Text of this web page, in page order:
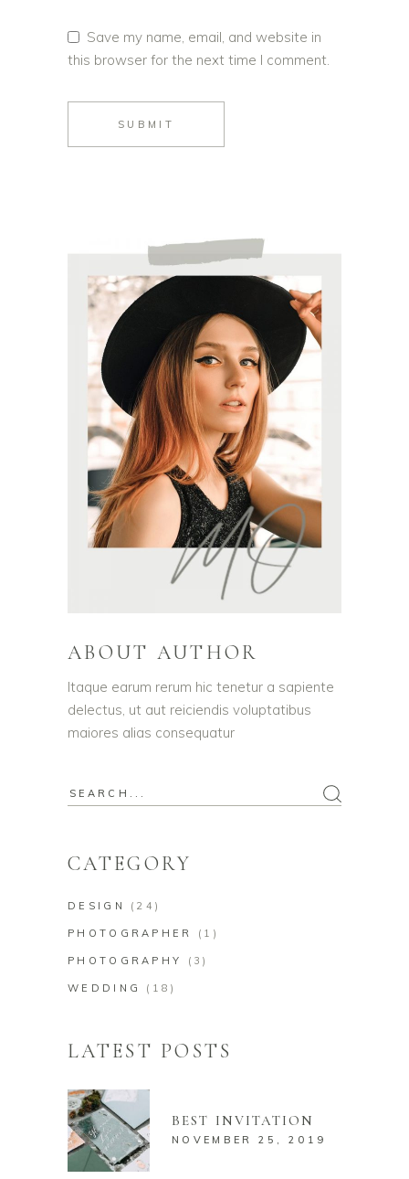
Save my name, email, and website in
this browser for the next time I comment.
SUBMIT
ABOUT AUTHOR
Itaque earum rerum hic tenetur a sapiente
delectus, ut aut reiciendis voluptatibus
maiores alias consequatur
CATEGORY
DESIGN (24)
PHOTOGRAPHER (1)
PHOTOGRAPHY (3)
WEDDING (18)
LATEST POSTS
BEST INVITATION
NOVEMBER 25, 2019